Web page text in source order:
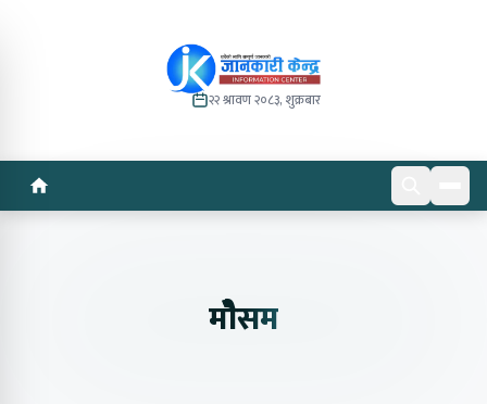
२२ श्रावण २०८३, शुक्रबार
मोेैसम